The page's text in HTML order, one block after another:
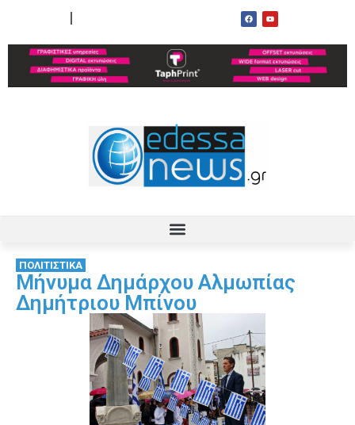
ΠΟΛΙΤΙΣΤΙΚΑ
Μήνυμα Δημάρχου Αλμωπίας
Δημήτριου Μπίνου